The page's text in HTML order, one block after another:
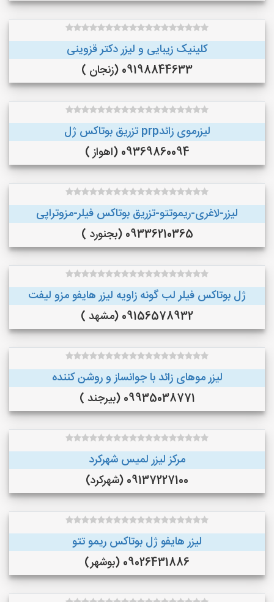
کلینیک زیبایی و لیزر دکتر قزوینی
09198844633 (زنجان )
لیزرموی زائدprp تزریق بوتاکس ژل
09369860094 (اهواز )
لیزر-لاغری-ریموتتو-تزریق بوتاکس فیلر-مزوتراپی
09336210365 (بجنورد )
ژل بوتاکس فیلر لب گونه زاویه لیزر هایفو مزو لیفت
09156578932 (مشهد )
لیزر موهای زائد با جوانساز و روشن کننده
09935038771 (بیرجند )
مرکز لیزر لمیس شهرکرد
09137227100 (شهرکرد)
لیزر هایفو ژل بوتاکس ریمو تتو
09026431886 (بوشهر)